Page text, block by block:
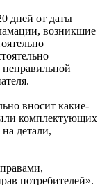
дней от даты
возникшие
вносит какие-
комплектующих
детали,
потребителей».